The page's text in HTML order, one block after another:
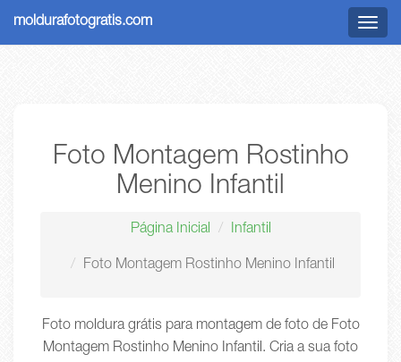
Menu
moldurafotogratis.com
Foto Montagem Rostinho
Menino Infantil
Página Inicial Infantil
Foto Montagem Rostinho Menino Infantil
Foto moldura grátis para montagem de foto de Foto
Montagem Rostinho Menino Infantil. Cria a sua foto